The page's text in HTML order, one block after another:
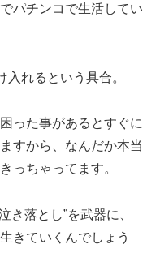
パチンコで生活してい
入れるという具合。
った事があるとすぐに
すから、なんだか本当
っちゃってます。
き落とし”を武器に、
きていくんでしょう